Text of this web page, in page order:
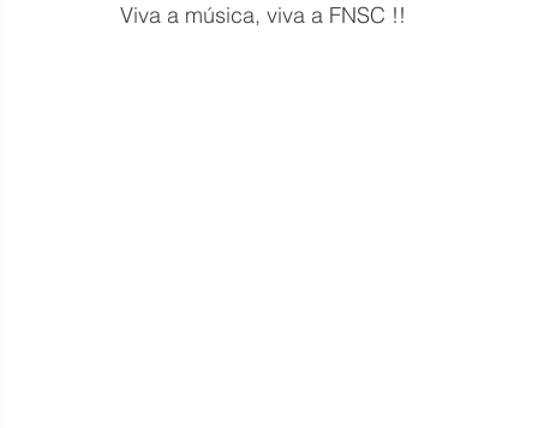
Viva a música, viva a FNSC !!